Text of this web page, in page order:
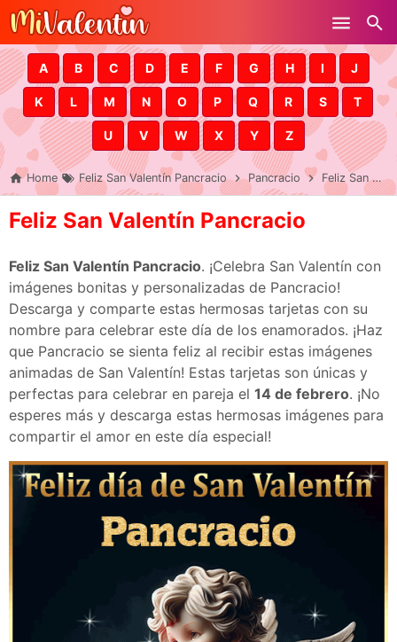
Skip to main content
A B C D E F G H I J
K L M N O P Q R S T
U V W X Y Z
Home Feliz San Valentín Pancracio Pancracio Feliz San Valentín Pancracio
Feliz San Valentín Pancracio
Feliz San Valentín Pancracio. ¡Celebra San Valentín con
imágenes bonitas y personalizadas de Pancracio!
Descarga y comparte estas hermosas tarjetas con su
nombre para celebrar este día de los enamorados. ¡Haz
que Pancracio se sienta feliz al recibir estas imágenes
animadas de San Valentín! Estas tarjetas son únicas y
perfectas para celebrar en pareja el 14 de febrero. ¡No
esperes más y descarga estas hermosas imágenes para
compartir el amor en este día especial!